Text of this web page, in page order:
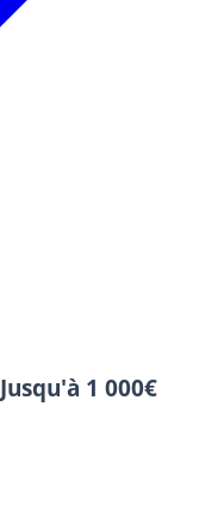
Jusqu'à 1 000€